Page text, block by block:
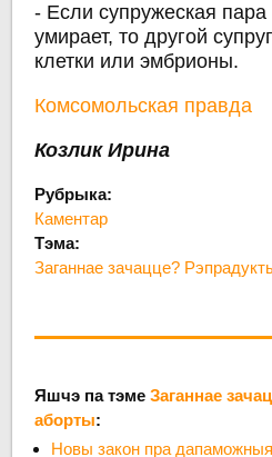
- Если супружеская пара
умирает, то другой
клетки или эмбрионы.
Комсомольская правда
Козлик Ирина
Рубрыка:
Каментар
Тэма:
Заганнае зачацце?
Яшчэ па тэмеЗаганнае
аборты:
Новы закон пра дапаможныя